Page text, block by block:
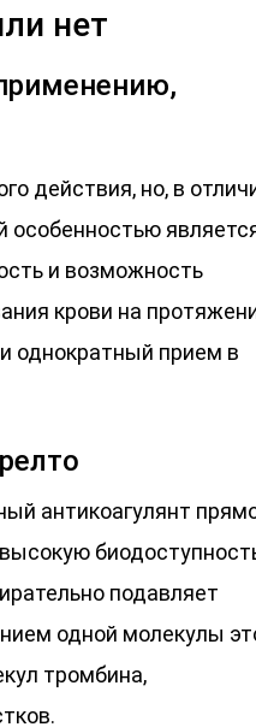
нет
действия, но, в
особенностью
и возможность
крови на
однократный прием в
антикоагулянт
подавляет
одной молекулы
тромбина,